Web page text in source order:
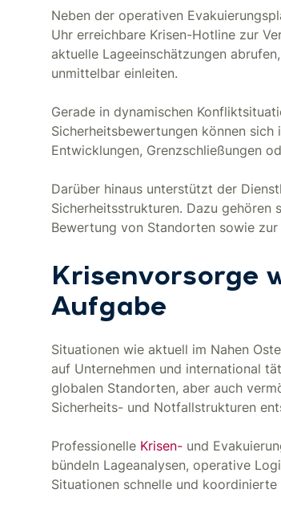
Neben der operativen
Uhr erreichbare Krisen-Hotline zur
aktuelle Lageeinschätzungen
unmittelbar einleiten.
Gerade in dynamischen
Sicherheitsbewertungen können
Entwicklungen, Grenzschließungen
Darüber hinaus unterstützt der
Sicherheitsstrukturen. Dazu gehören
Bewertung von Standorten sowie
Krisenvorsorge
Aufgabe
Situationen wie aktuell im Nahen
auf Unternehmen und international
globalen Standorten, aber auch
Sicherheits- und Notfallstrukturen
Professionelle Krisen- und
bündeln Lageanalysen, operative
Situationen schnelle und